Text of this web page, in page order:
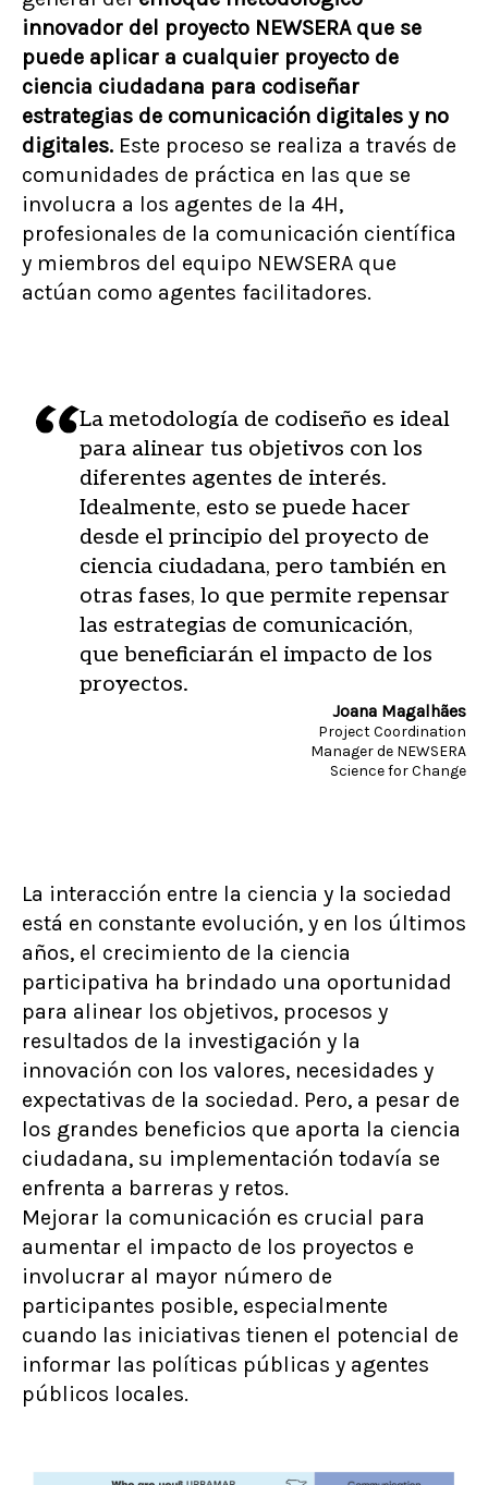
innovador del proyecto NEWSERA que se
puede aplicar a cualquier proyecto de
ciencia ciudadana para codiseñar
estrategias de comunicación digitales y no
digitales. Este proceso se realiza a través de
comunidades de práctica en las que se
involucra a los agentes de la 4H,
profesionales de la comunicación científica
y miembros del equipo NEWSERA que
actúan como agentes facilitadores.
La metodología de codiseño es ideal
para alinear tus objetivos con los
diferentes agentes de interés.
Idealmente, esto se puede hacer
desde el principio del proyecto de
ciencia ciudadana, pero también en
otras fases, lo que permite repensar
las estrategias de comunicación,
que beneficiarán el impacto de los
proyectos.
Joana Magalhães
Project Coordination
Manager de NEWSERA
Science for Change
La interacción entre la ciencia y la sociedad
está en constante evolución, y en los últimos
años, el crecimiento de la ciencia
participativa ha brindado una oportunidad
para alinear los objetivos, procesos y
resultados de la investigación y la
innovación con los valores, necesidades y
expectativas de la sociedad. Pero, a pesar de
los grandes beneficios que aporta la ciencia
ciudadana, su implementación todavía se
enfrenta a barreras y retos.
Mejorar la comunicación es crucial para
aumentar el impacto de los proyectos e
involucrar al mayor número de
participantes posible, especialmente
cuando las iniciativas tienen el potencial de
informar las políticas públicas y agentes
públicos locales.